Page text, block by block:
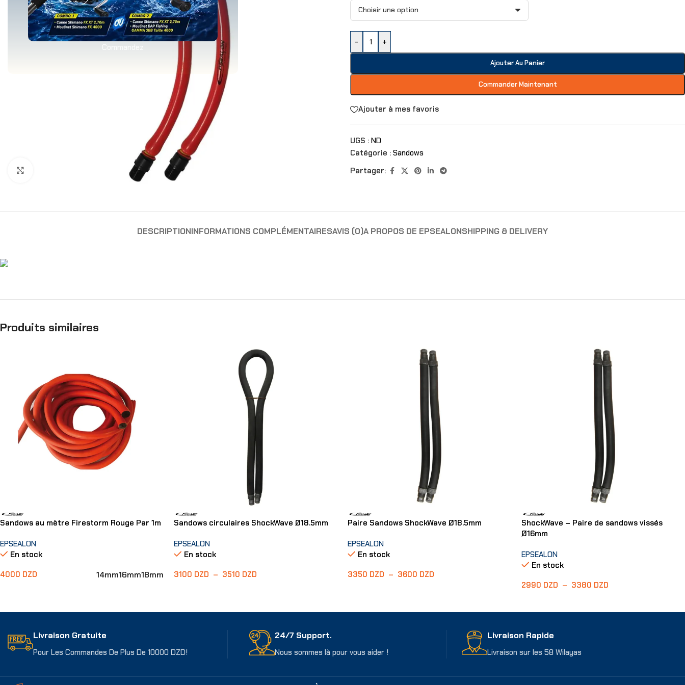
Commandez
- +
Ajouter Au Panier
Commander Maintenant
Ajouter à mes favoris
UGS : ND
Catégorie : Sandows
Partager:
DESCRIPTIONINFORMATIONS COMPLÉMENTAIRESAVIS (0)A PROPOS DE EPSEALONSHIPPING & DELIVERY
Produits similaires
Sandows au mètre Firestorm Rouge Par 1m
EPSEALON
En stock
4000 DZD 14mm16mm18mm
Sandows circulaires ShockWave Ø18.5mm
EPSEALON
En stock
3100 DZD – 3510 DZD
Paire Sandows ShockWave Ø18.5mm
EPSEALON
En stock
3350 DZD – 3600 DZD
ShockWave – Paire de sandows vissés
Ø16mm
EPSEALON
En stock
2990 DZD – 3380 DZD
Livraison Gratuite
Pour Les Commandes De Plus De 10000 DZD!
24/7 Support.
Nous sommes là pour vous aider !
Livraison Rapide
Livraison sur les 58 Wilayas